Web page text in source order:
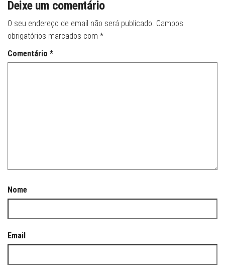
Deixe um comentário
O seu endereço de email não será publicado. Campos
obrigatórios marcados com *
Comentário *
Nome
Email